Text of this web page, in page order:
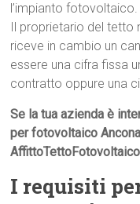
l’impianto fotovoltaico.
Il proprietario del
riceve in cambio un
essere una cifra fissa
contratto oppure una
Se la tua azienda è
per fotovoltaico
I requisiti